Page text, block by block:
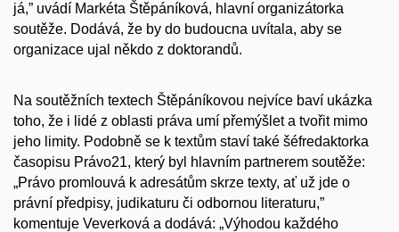
já,” uvádí Markéta Štěpáníková, hlavní organizátorka
soutěže. Dodává, že by do budoucna uvítala, aby se
organizace ujal někdo z doktorandů.
Na soutěžních textech Štěpáníkovou nejvíce baví ukázka
toho, že i lidé z oblasti práva umí přemýšlet a tvořit mimo
jeho limity. Podobně se k textům staví také šéfredaktorka
časopisu Právo21, který byl hlavním partnerem soutěže:
„Právo promlouvá k adresátům skrze texty, ať už jde o
právní předpisy, judikaturu či odbornou literaturu,”
komentuje Veverková a dodává: „Výhodou každého